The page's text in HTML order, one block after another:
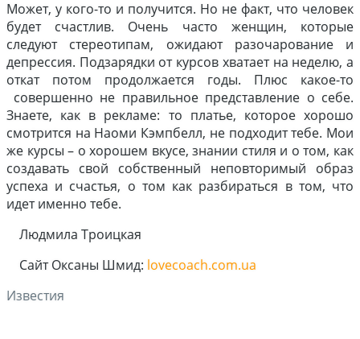
Может, у кого-то и получится. Но не факт, что человек
будет счастлив. Очень часто женщин, которые
следуют стереотипам, ожидают разочарование и
депрессия. Подзарядки от курсов хватает на неделю, а
откат потом продолжается годы. Плюс какое-то
совершенно не правильное представление о себе.
Знаете, как в рекламе: то платье, которое хорошо
смотрится на Наоми Кэмпбелл, не подходит тебе. Мои
же курсы – о хорошем вкусе, знании стиля и о том, как
создавать свой собственный неповторимый образ
успеха и счастья, о том как разбираться в том, что
идет именно тебе.
Людмила Троицкая
Сайт Оксаны Шмид: lovecoach.com.ua
Известия